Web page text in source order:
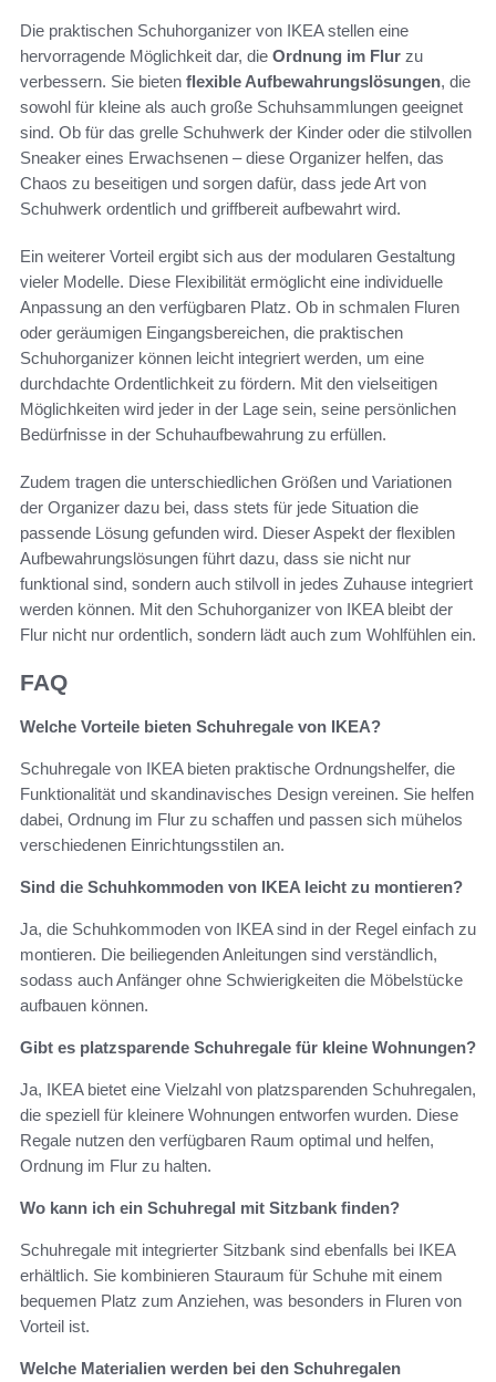
Die praktischen Schuhorganizer von IKEA stellen eine
hervorragende Möglichkeit dar, die Ordnung im Flur zu
verbessern. Sie bieten flexible Aufbewahrungslösungen, die
sowohl für kleine als auch große Schuhsammlungen geeignet
sind. Ob für das grelle Schuhwerk der Kinder oder die stilvollen
Sneaker eines Erwachsenen – diese Organizer helfen, das
Chaos zu beseitigen und sorgen dafür, dass jede Art von
Schuhwerk ordentlich und griffbereit aufbewahrt wird.
Ein weiterer Vorteil ergibt sich aus der modularen Gestaltung
vieler Modelle. Diese Flexibilität ermöglicht eine individuelle
Anpassung an den verfügbaren Platz. Ob in schmalen Fluren
oder geräumigen Eingangsbereichen, die praktischen
Schuhorganizer können leicht integriert werden, um eine
durchdachte Ordentlichkeit zu fördern. Mit den vielseitigen
Möglichkeiten wird jeder in der Lage sein, seine persönlichen
Bedürfnisse in der Schuhaufbewahrung zu erfüllen.
Zudem tragen die unterschiedlichen Größen und Variationen
der Organizer dazu bei, dass stets für jede Situation die
passende Lösung gefunden wird. Dieser Aspekt der flexiblen
Aufbewahrungslösungen führt dazu, dass sie nicht nur
funktional sind, sondern auch stilvoll in jedes Zuhause integriert
werden können. Mit den Schuhorganizer von IKEA bleibt der
Flur nicht nur ordentlich, sondern lädt auch zum Wohlfühlen ein.
FAQ
Welche Vorteile bieten Schuhregale von IKEA?
Schuhregale von IKEA bieten praktische Ordnungshelfer, die
Funktionalität und skandinavisches Design vereinen. Sie helfen
dabei, Ordnung im Flur zu schaffen und passen sich mühelos
verschiedenen Einrichtungsstilen an.
Sind die Schuhkommoden von IKEA leicht zu montieren?
Ja, die Schuhkommoden von IKEA sind in der Regel einfach zu
montieren. Die beiliegenden Anleitungen sind verständlich,
sodass auch Anfänger ohne Schwierigkeiten die Möbelstücke
aufbauen können.
Gibt es platzsparende Schuhregale für kleine Wohnungen?
Ja, IKEA bietet eine Vielzahl von platzsparenden Schuhregalen,
die speziell für kleinere Wohnungen entworfen wurden. Diese
Regale nutzen den verfügbaren Raum optimal und helfen,
Ordnung im Flur zu halten.
Wo kann ich ein Schuhregal mit Sitzbank finden?
Schuhregale mit integrierter Sitzbank sind ebenfalls bei IKEA
erhältlich. Sie kombinieren Stauraum für Schuhe mit einem
bequemen Platz zum Anziehen, was besonders in Fluren von
Vorteil ist.
Welche Materialien werden bei den Schuhregalen